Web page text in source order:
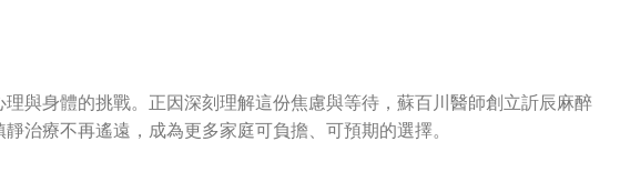
與身體的挑戰。正因深刻理解這份焦慮與等待，蘇百川醫師創立訢辰麻醉
治療不再遙遠，成為更多家庭可負擔、可預期的選擇。